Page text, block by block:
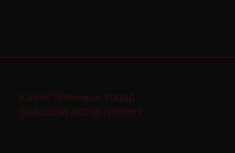
Качественный товар
большой ассортимент